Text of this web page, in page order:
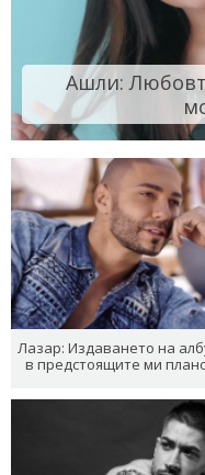
Ашли:
Лазар: Издаването на
в предстоящите ми